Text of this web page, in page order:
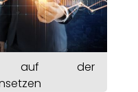
auf der